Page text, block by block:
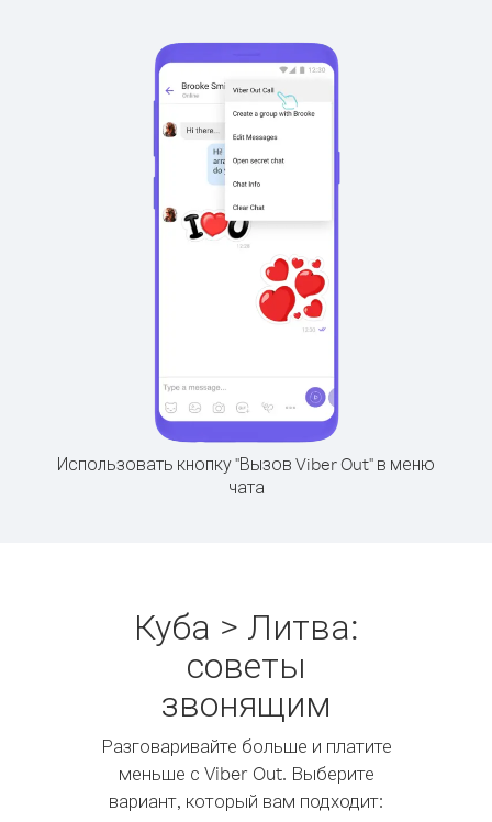
Использовать кнопку "Вызов Viber Out" в меню
чата
Куба > Литва:
советы
звонящим
Разговаривайте больше и платите
меньше с Viber Out. Выберите
вариант, который вам подходит: